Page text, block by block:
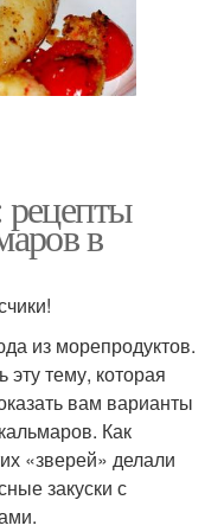
в
из морепродуктов.
эту тему, которая
вам варианты
Как
«зверей» делали
закуски с